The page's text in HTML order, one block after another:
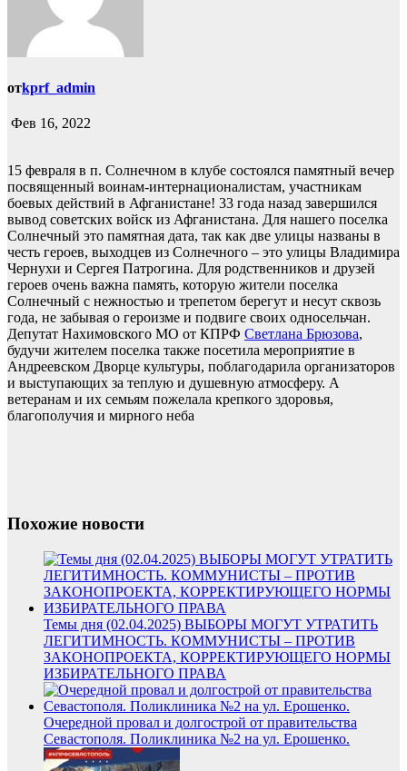
отkprf_admin
Фев 16, 2022
15 февраля в п. Солнечном в клубе состоялся памятный вечер
посвященный воинам-интернационалистам, участникам
боевых действий в Афганистане! 33 года назад завершился
вывод советских войск из Афганистана. Для нашего поселка
Солнечный это памятная дата, так как две улицы названы в
честь героев, выходцев из Солнечного – это улицы Владимира
Чернухи и Сергея Патрогина. Для родственников и друзей
героев очень важна память, которую жители поселка
Солнечный с нежностью и трепетом берегут и несут сквозь
года, не забывая о героизме и подвиге своих односельчан.
Депутат Нахимовского МО от КПРФ Светлана Брюзова,
будучи жителем поселка также посетила мероприятие в
Андреевском Дворце культуры, поблагодарила организаторов
и выступающих за теплую и душевную атмосферу. А
ветеранам и их семьям пожелала крепкого здоровья,
благополучия и мирного неба
Похожие новости
Темы дня (02.04.2025) ВЫБОРЫ МОГУТ УТРАТИТЬ
ЛЕГИТИМНОСТЬ. КОММУНИСТЫ – ПРОТИВ
ЗАКОНОПРОЕКТА, КОРРЕКТИРУЮЩЕГО НОРМЫ
ИЗБИРАТЕЛЬНОГО ПРАВА
Очередной провал и долгострой от правительства
Севастополя. Поликлиника №2 на ул. Ерошенко.